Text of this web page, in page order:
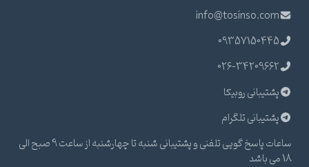
info@tosinso.com
09357150445
026-34209662
پشتیبانی روبیکا
پشتیبانی تلگرام
ساعات پاسخ گویی تلفنی و پشتیبانی شنبه تا چهارشنبه از ساعت 9 صبح الی
18 می باشد